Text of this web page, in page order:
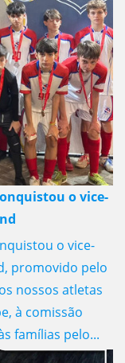
o vice-
o vice-
promovido pelo
nossos atletas
à comissão
famílias pelo...